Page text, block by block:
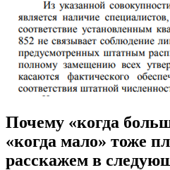
Почему «когда
«когда мало» тоже
расскажем в